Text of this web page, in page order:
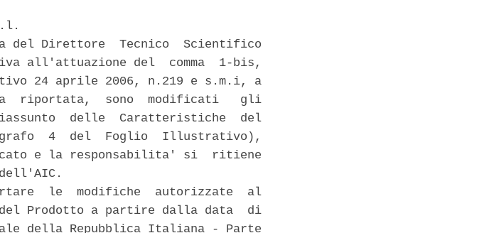
del Direttore  Tecnico  Scientifico
all'attuazione del  comma  1-bis,
24 aprile 2006, n.219 e s.m.i, a
riportata,  sono  modificati   gli
delle  Caratteristiche  del
4  del  Foglio  Illustrativo),
e la responsabilita' si  ritiene
le  modifiche  autorizzate  al
Prodotto a partire dalla data  di
della Repubblica Italiana - Parte